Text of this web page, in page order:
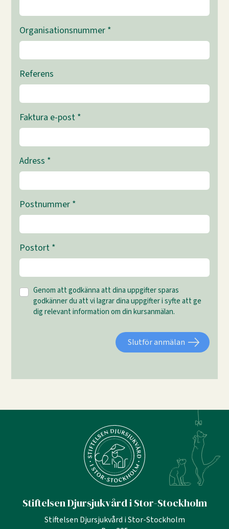
Organisationsnummer *
Referens
Faktura e-post *
Adress *
Postnummer *
Postort *
Genom att godkänna att dina uppgifter sparas
godkänner du att vi lagrar dina uppgifter i syfte att ge
dig relevant information om din kursanmälan.
Stiftelsen Djursjukvård i Stor-Stockholm
Stiftelsen Djursjukvård i Stor-Stockholm